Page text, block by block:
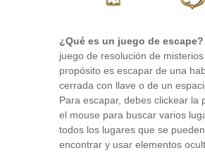
¿Qué es un juego de escape?
juego de resolución de
propósito es escapar de una
cerrada con llave o de un
Para escapar, debes clickear la
el mouse para buscar varios
todos los lugares que se
encontrar y usar elementos